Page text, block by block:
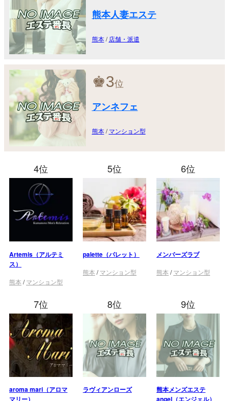
熊本人妻エステ
熊本/ 店舗・派遣
♚3位
アンネフェ
熊本/マンション型
4位
Artemis（アルテミ
ス）
熊本 /マンション型
5位
palette（パレット）
熊本 /マンション型
6位
メンバーズラブ
熊本 /マンション型
7位
aroma mari（アロマ
8位
ラヴィアンローズ
9位
熊本メンズエステ